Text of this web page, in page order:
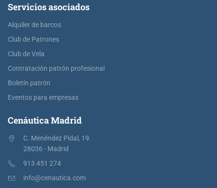
Servicios asociados
Alquiler de barcos
Club de Patrones
Club de Vela
Contratación patrón profesional
Boletín patrón
Eventos para empresas
Cenáutica Madrid
C. Menéndez Pidal, 19.
28036 - Madrid
913 451 274
info@cenautica.com